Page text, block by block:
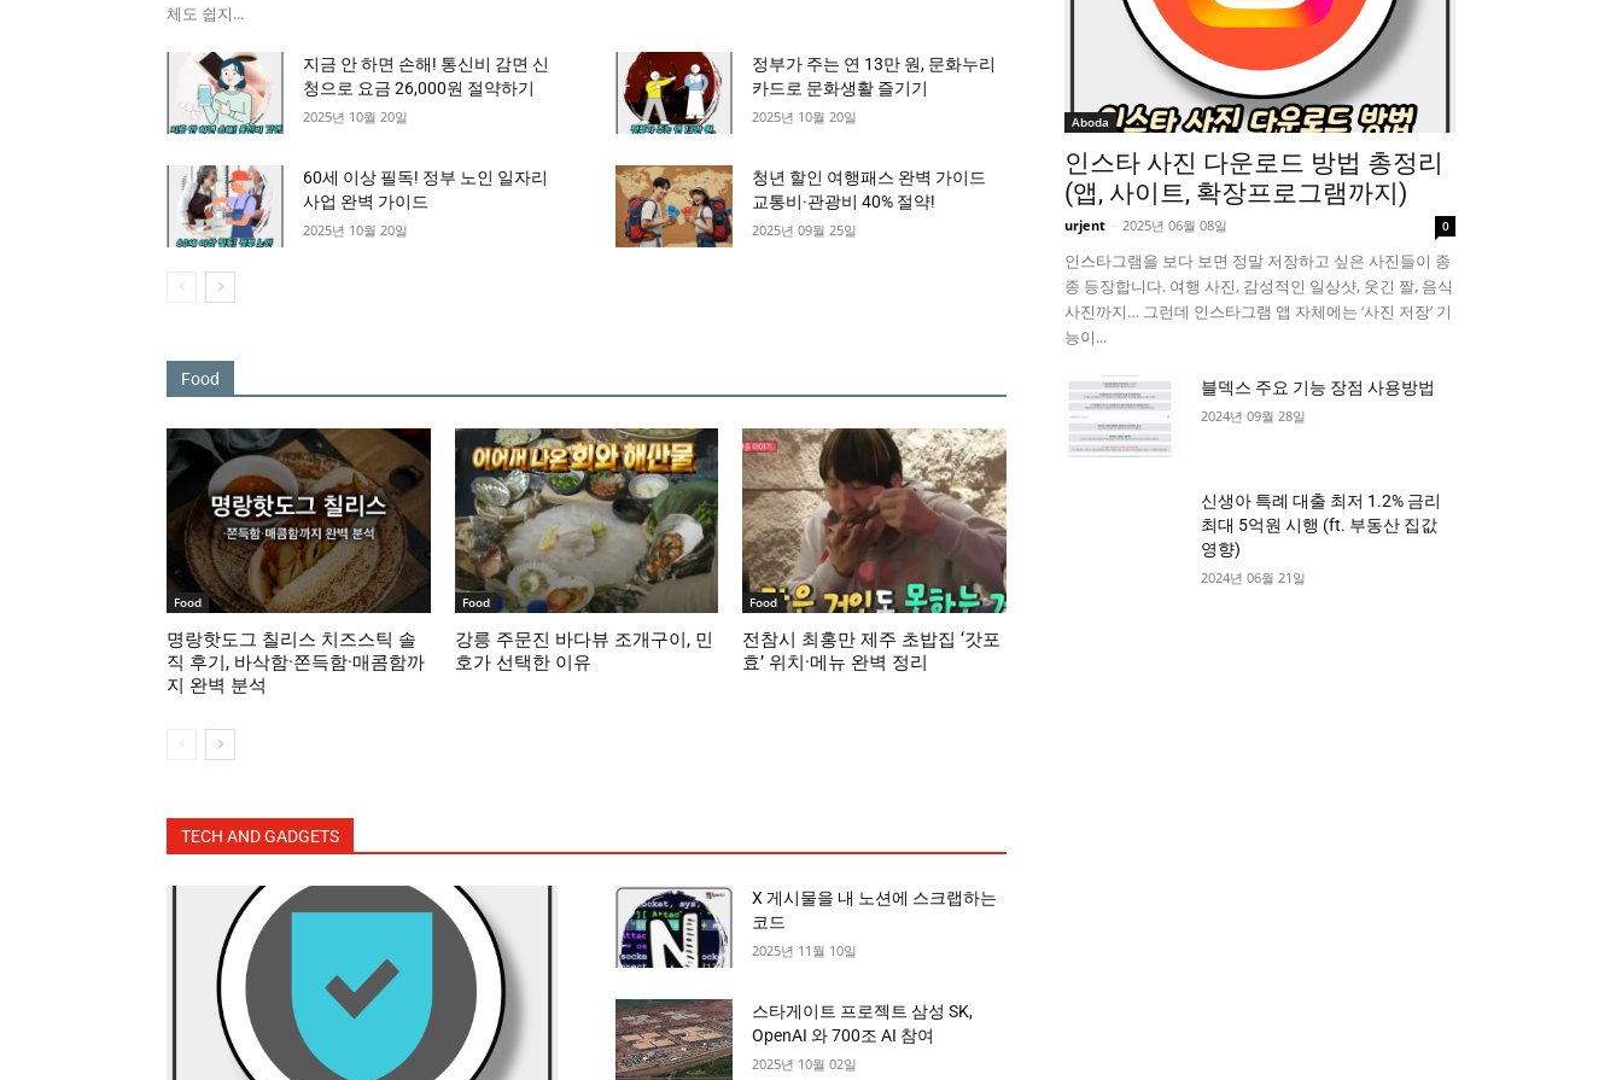
체도 쉽지...
지금 안 하면 손해! 통신비 감면 신
청으로 요금 26,000원 절약하기
2025년 10월 20일
정부가 주는 연 13만 원, 문화누리
카드로 문화생활 즐기기
2025년 10월 20일
60세 이상 필독! 정부 노인 일자리
사업 완벽 가이드
2025년 10월 20일
청년 할인 여행패스 완벽 가이드
교통비·관광비 40% 절약!
2025년 09월 25일
Food
Food
명랑핫도그 칠리스 치즈스틱 솔
직 후기, 바삭함·쫀득함·매콤함까
지 완벽 분석
Food
강릉 주문진 바다뷰 조개구이, 민
호가 선택한 이유
Food
전참시 최홍만 제주 초밥집 ‘갓포
효’ 위치·메뉴 완벽 정리
TECH AND GADGETS
X 게시물을 내 노션에 스크랩하는
코드
2025년 11월 10일
스타게이트 프로젝트 삼성 SK,
OpenAI 와 700조 AI 참여
2025년 10월 02일
Aboda
인스타 사진 다운로드 방법 총정리
(앱, 사이트, 확장프로그램까지)
urjent - 2025년 06월 08일 0
인스타그램을 보다 보면 정말 저장하고 싶은 사진들이 종
종 등장합니다. 여행 사진, 감성적인 일상샷, 웃긴 짤, 음식
사진까지… 그런데 인스타그램 앱 자체에는 ‘사진 저장’ 기
능이...
블덱스 주요 기능 장점 사용방법
2024년 09월 28일
신생아 특례 대출 최저 1.2% 금리
최대 5억원 시행 (ft. 부동산 집값
영향)
2024년 06월 21일